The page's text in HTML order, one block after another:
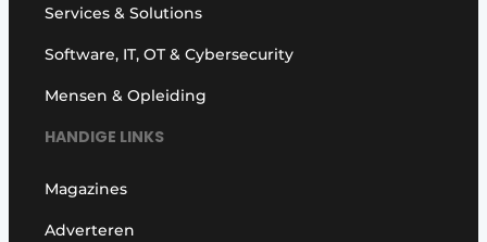
Services & Solutions
Software, IT, OT & Cybersecurity
Mensen & Opleiding
HANDIGE LINKS
Magazines
Adverteren